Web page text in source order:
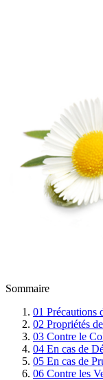
Sommaire
01 Précautions
02 Propriétés
03 Contre le
04 En cas de
05 En cas de
06 Contre les